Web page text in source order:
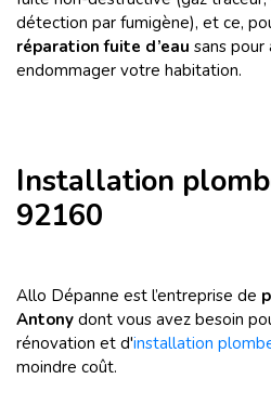
détection par fumigène), et ce,
réparation fuite d’eau sans pour
endommager votre habitation.
Installation
92160
Allo Dépanne est l’entreprise de
Antony dont vous avez besoin
rénovation et d'installation
moindre coût.